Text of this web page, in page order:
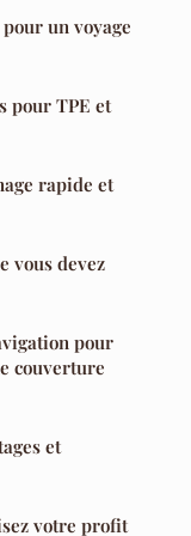
un voyage
pour TPE et
rapide et
vous devez
pour
couverture
et
votre profit